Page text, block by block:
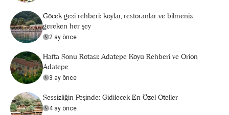
Göcek gezi rehberi: koylar, restoranlar ve bilmeniz
gereken her şey
2 ay önce
Hafta Sonu Rotası: Adatepe Köyü Rehberi ve Orion
Adatepe
3 ay önce
Sessizliğin Peşinde: Gidilecek En Özel Oteller
4 ay önce